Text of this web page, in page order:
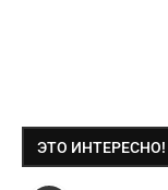
ЭТО ИНТЕРЕСНО!